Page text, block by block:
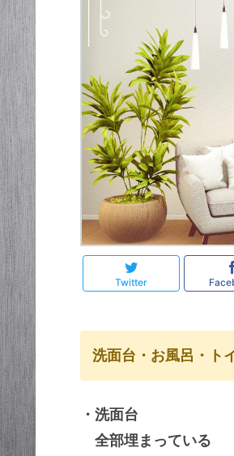
Twitter
洗面台・お風呂・ト
・洗面台
全部埋まっている